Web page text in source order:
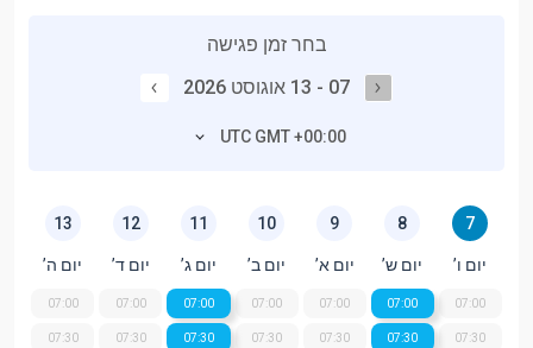
בחר זמן פגישה
07 - 13 אוגוסט 2026
UTC GMT +00:00
7
יום ו’
07:00
07:30
8
יום ש’
07:00
07:30
9
יום א’
07:00
07:30
10
יום ב’
07:00
07:30
11
יום ג’
07:00
07:30
12
יום ד’
07:00
07:30
13
יום ה’
07:00
07:30